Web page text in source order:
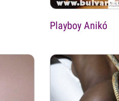
Playboy Anikó